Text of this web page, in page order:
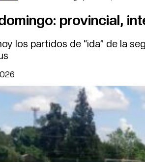
TV
provincial,
los partidos de “ida” de la